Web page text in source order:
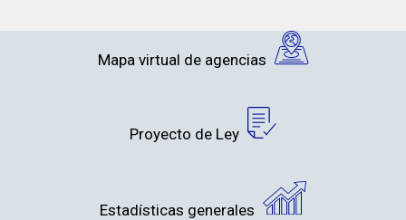
Mapa virtual de agencias
Proyecto de Ley
Estadísticas generales